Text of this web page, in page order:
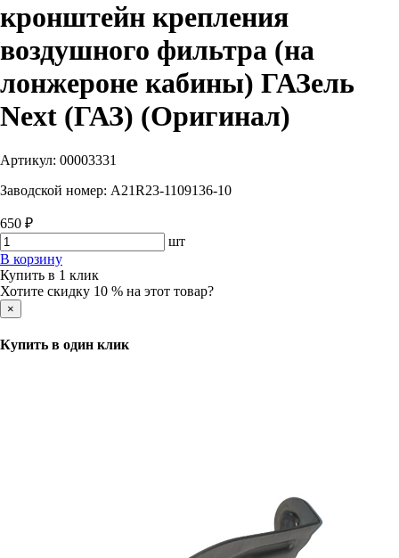
кронштейн крепления
воздушного фильтра (на
лонжероне кабины) ГАЗель
Next (ГАЗ) (Оригинал)
Артикул: 00003331
Заводской номер: A21R23-1109136-10
650 ₽
шт
В корзину
Купить в 1 клик
Хотите скидку 10 % на этот товар?
×
Купить в один клик